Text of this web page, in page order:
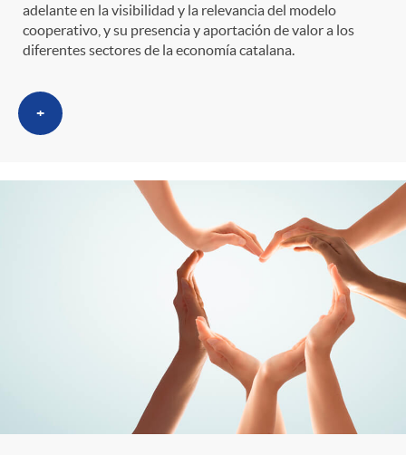
adelante en la visibilidad y la relevancia del modelo
cooperativo, y su presencia y aportación de valor a los
diferentes sectores de la economía catalana.
+